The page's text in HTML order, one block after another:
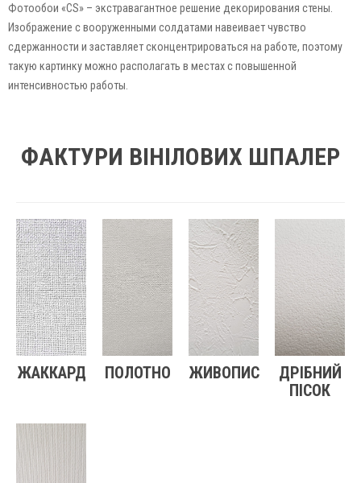
Фотообои «CS» – экстравагантное решение декорирования стены.
Изображение с вооруженными солдатами навеивает чувство
сдержанности и заставляет сконцентрироваться на работе, поэтому
такую картинку можно располагать в местах с повышенной
интенсивностью работы.
ФАКТУРИ ВІНІЛОВИХ ШПАЛЕР
ЖАККАРД ПОЛОТНО ЖИВОПИС
ДРІБНИЙ
ПІСОК